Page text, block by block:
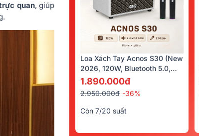
quan, giúp
Loa Xách Tay Acnos S30 (New
2026, 120W, Bluetooth 5.0,
Kèm 2 Tay Micro)
1.890.000đ
2.950.000đ -36%
Còn 7/20 suất